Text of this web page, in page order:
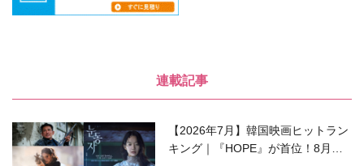
連載記事
【2026年7月】韓国映画ヒットラン
キング｜『HOPE』が首位！8月公